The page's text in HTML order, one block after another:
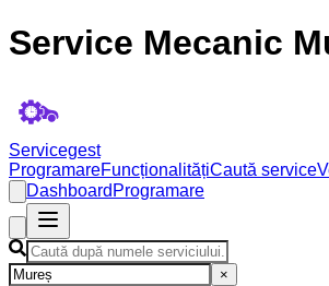
Service Mecanic
Servicegest
ProgramareFuncționalitățiCaută service
Dashboard Programare
×